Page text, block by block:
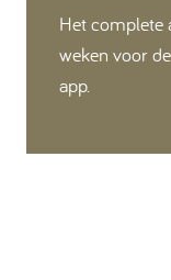
Het complete
weken voor
app.